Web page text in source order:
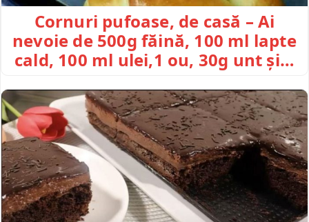
Cornuri pufoase, de casă – Ai
nevoie de 500g făină, 100 ml lapte
cald, 100 ml ulei,1 ou, 30g unt și…